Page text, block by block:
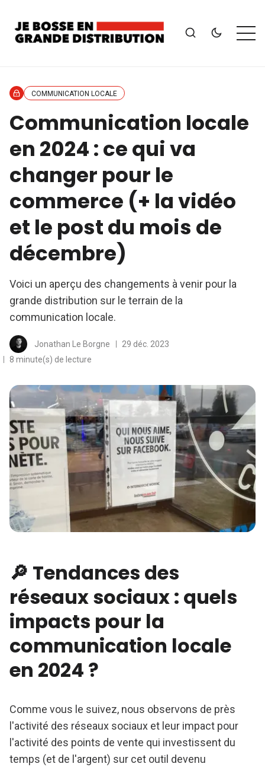
COMMUNICATION LOCALE
Communication locale
en 2024 : ce qui va
changer pour le
commerce (+ la vidéo
et le post du mois de
décembre)
Voici un aperçu des changements à venir pour la
grande distribution sur le terrain de la
communication locale.
Jonathan Le Borgne
29 déc. 2023
8 minute(s) de lecture
🔎 Tendances des
réseaux sociaux : quels
impacts pour la
communication locale
en 2024 ?
Comme vous le suivez, nous observons de près
l'activité des réseaux sociaux et leur impact pour
l'activité des points de vente qui investissent du
temps (et de l'argent) sur cet outil devenu